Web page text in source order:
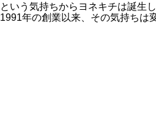
という気持ちからヨネキチは誕生し
1991年の創業以来、その気持ちは